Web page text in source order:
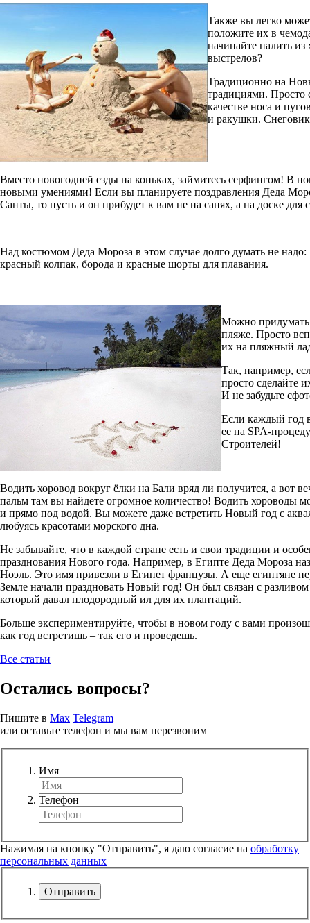
Также вы легко
положите их в
начинайте палить
выстрелов?
Традиционно на
традициями. Просто
качестве носа и
и ракушки.
Вместо новогодней езды на коньках, займитесь серфингом! В
новыми умениями! Если вы планируете поздравления Деда
Санты, то пусть и он прибудет к вам не на санях, а на доске для
Над костюмом Деда Мороза в этом случае долго думать не надо:
красный колпак, борода и красные шорты для плавания.
Можно придумать
пляже. Просто
их на пляжный
Так, например,
просто сделайте
И не забудьте
Если каждый год
ее на SPA-
Строителей!
Водить хоровод вокруг ёлки на Бали вряд ли получится, а вот
пальм там вы найдете огромное количество! Водить хороводы
и прямо под водой. Вы можете даже встретить Новый год с
любуясь красотами морского дна.
Не забывайте, что в каждой стране есть и свои традиции и
празднования Нового года. Например, в Египте Деда Мороза
Ноэль. Это имя привезли в Египет французы. А еще египтяне
Земле начали праздновать Новый год! Он был связан с
который давал плодородный ил для их плантаций.
Больше экспериментируйте, чтобы в новом году с вами
как год встретишь – так его и проведешь.
Все статьи
Остались вопросы?
Пишите в Max Telegram
или оставьте телефон и мы вам перезвоним
Имя
Телефон
Нажимая на кнопку "Отправить", я даю согласие на обработку
персональных данных
Отправить